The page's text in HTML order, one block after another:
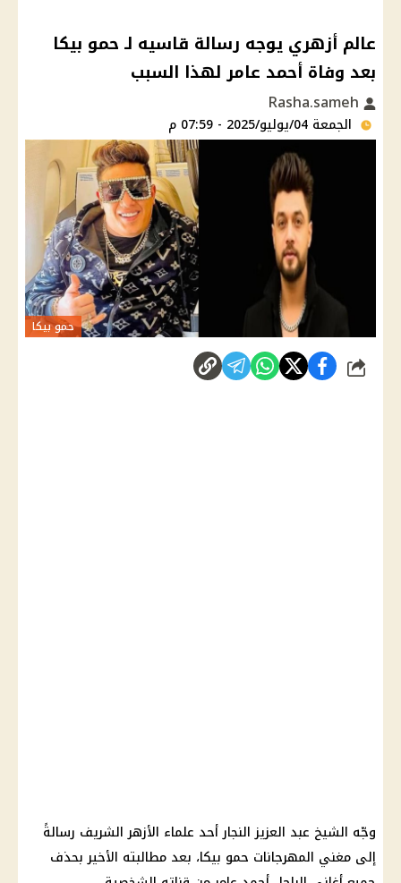
عالم أزهري يوجه رسالة قاسيه لـ حمو بيكا
بعد وفاة أحمد عامر لهذا السبب
الجمعة 04/يوليو/2025 - 07:59 م
حمو بيكا
شارك
وجّه الشيخ عبد العزيز النجار أحد علماء الأزهر الشريف رسالةً
إلى مغني المهرجانات حمو بيكا، بعد مطالبته الأخير بحذف